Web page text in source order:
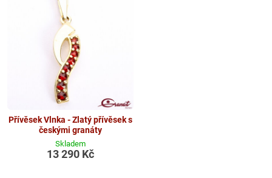
Přívěsek Vlnka - Zlatý přívěsek s
českými granáty
Skladem
13 290 Kč